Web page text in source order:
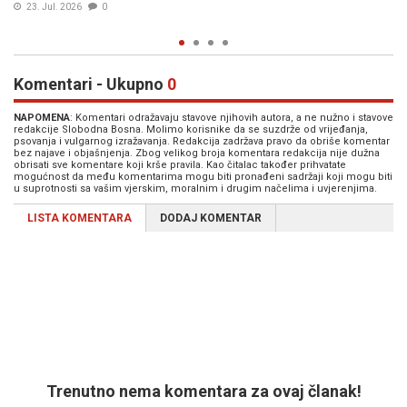
Komentari - Ukupno 0
NAPOMENA: Komentari odražavaju stavove njihovih autora, a ne nužno i stavove
redakcije Slobodna Bosna. Molimo korisnike da se suzdrže od vrijeđanja,
psovanja i vulgarnog izražavanja. Redakcija zadržava pravo da obriše komentar
bez najave i objašnjenja. Zbog velikog broja komentara redakcija nije dužna
obrisati sve komentare koji krše pravila. Kao čitalac također prihvatate
mogućnost da među komentarima mogu biti pronađeni sadržaji koji mogu biti
u suprotnosti sa vašim vjerskim, moralnim i drugim načelima i uvjerenjima.
LISTA KOMENTARA DODAJ KOMENTAR
Trenutno nema komentara za ovaj članak!